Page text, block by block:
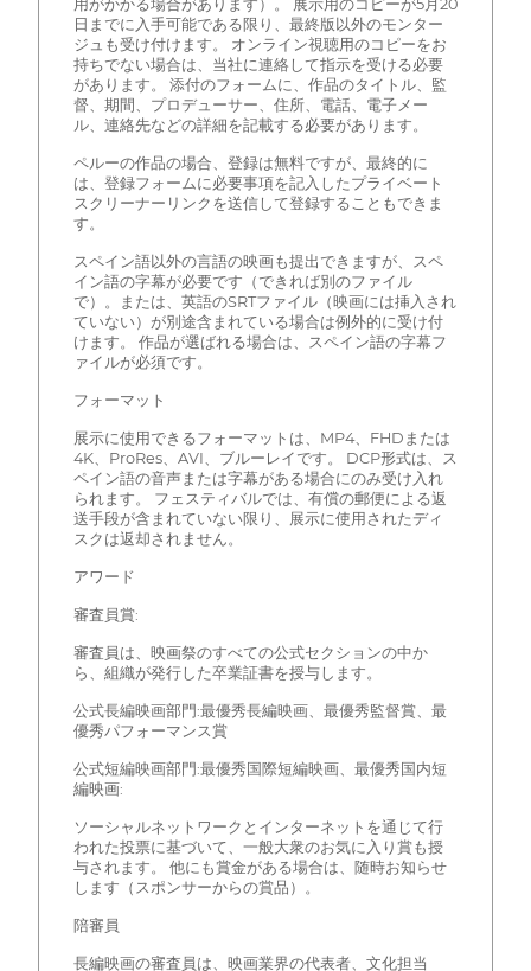
用がかかる場合があります）。 展示用のコピーが5月20
日までに入手可能である限り、最終版以外のモンター
ジュも受け付けます。 オンライン視聴用のコピーをお
持ちでない場合は、当社に連絡して指示を受ける必要
があります。 添付のフォームに、作品のタイトル、監
督、期間、プロデューサー、住所、電話、電子メー
ル、連絡先などの詳細を記載する必要があります。
ペルーの作品の場合、登録は無料ですが、最終的に
は、登録フォームに必要事項を記入したプライベート
スクリーナーリンクを送信して登録することもできま
す。
スペイン語以外の言語の映画も提出できますが、スペ
イン語の字幕が必要です（できれば別のファイル
で）。または、英語のSRTファイル（映画には挿入され
ていない）が別途含まれている場合は例外的に受け付
けます。 作品が選ばれる場合は、スペイン語の字幕フ
ァイルが必須です。
フォーマット
展示に使用できるフォーマットは、MP4、FHDまたは
4K、ProRes、AVI、ブルーレイです。 DCP形式は、ス
ペイン語の音声または字幕がある場合にのみ受け入れ
られます。 フェスティバルでは、有償の郵便による返
送手段が含まれていない限り、展示に使用されたディ
スクは返却されません。
アワード
審査員賞:
審査員は、映画祭のすべての公式セクションの中か
ら、組織が発行した卒業証書を授与します。
公式長編映画部門:最優秀長編映画、最優秀監督賞、最
優秀パフォーマンス賞
公式短編映画部門:最優秀国際短編映画、最優秀国内短
編映画:
ソーシャルネットワークとインターネットを通じて行
われた投票に基づいて、一般大衆のお気に入り賞も授
与されます。 他にも賞金がある場合は、随時お知らせ
します（スポンサーからの賞品）。
陪審員
長編映画の審査員は、映画業界の代表者、文化担当